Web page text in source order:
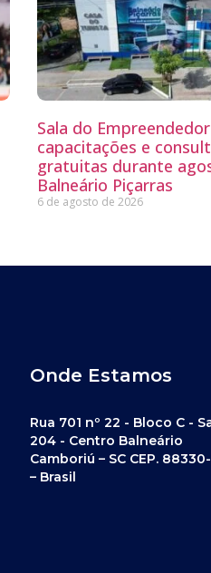
Sala do
capacitações e
gratuitas durante
Balneário Piçarras
6 de agosto de 2026
Onde Estamos
Rua 701 nº 22 - Bloco C -
204 - Centro Balneário
Camboriú – SC CEP. 88330-
– Brasil